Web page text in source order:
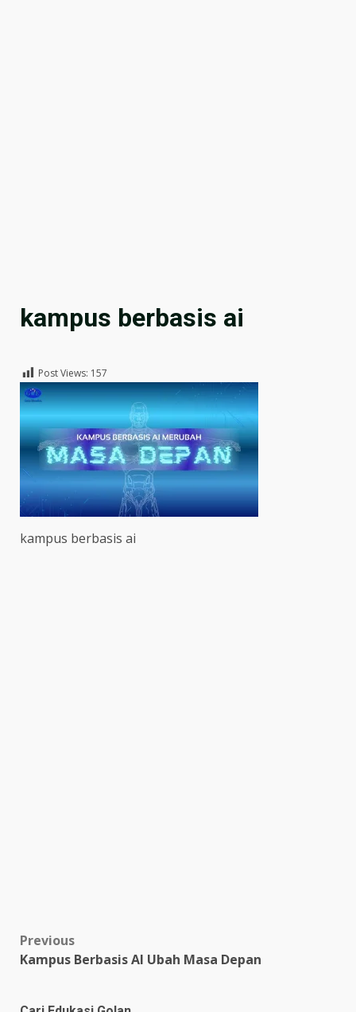
kampus berbasis ai
Post Views: 157
kampus berbasis ai
Post
navigation
Previous
Kampus Berbasis AI Ubah Masa Depan